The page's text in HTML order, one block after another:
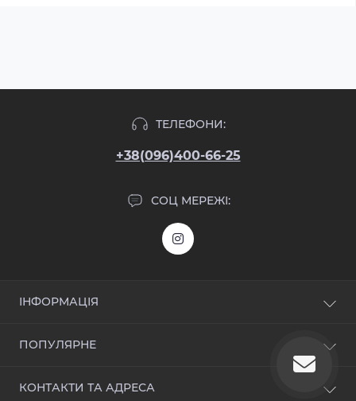
ТЕЛЕФОНИ:
+38(096)400-66-25
СОЦ МЕРЕЖІ:
ІНФОРМАЦІЯ
Відгуки
Повернення товару
ПОПУЛЯРНЕ
Дверна фурнітура
КОНТАКТИ ТА АДРЕСА